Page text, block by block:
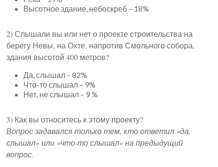
Высотное здание, небоскреб – 18%
2) Слышали вы или нет о проекте строительства на
берегу Невы, на Охте, напротив Смольного собора,
здания высотой 400 метров?
Да, слышал – 82%
Что-то слышал – 9%
Нет, не слышал – 9 %
3) Как вы относитесь к этому проекту?
Вопрос задавался только тем, кто ответил «да,
слышал» или «что-то слышал» на предыдущий
вопрос.